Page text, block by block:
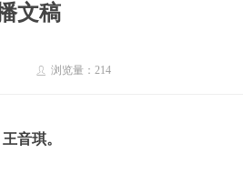
文稿
ꄑ 浏览量： 214
王音琪。